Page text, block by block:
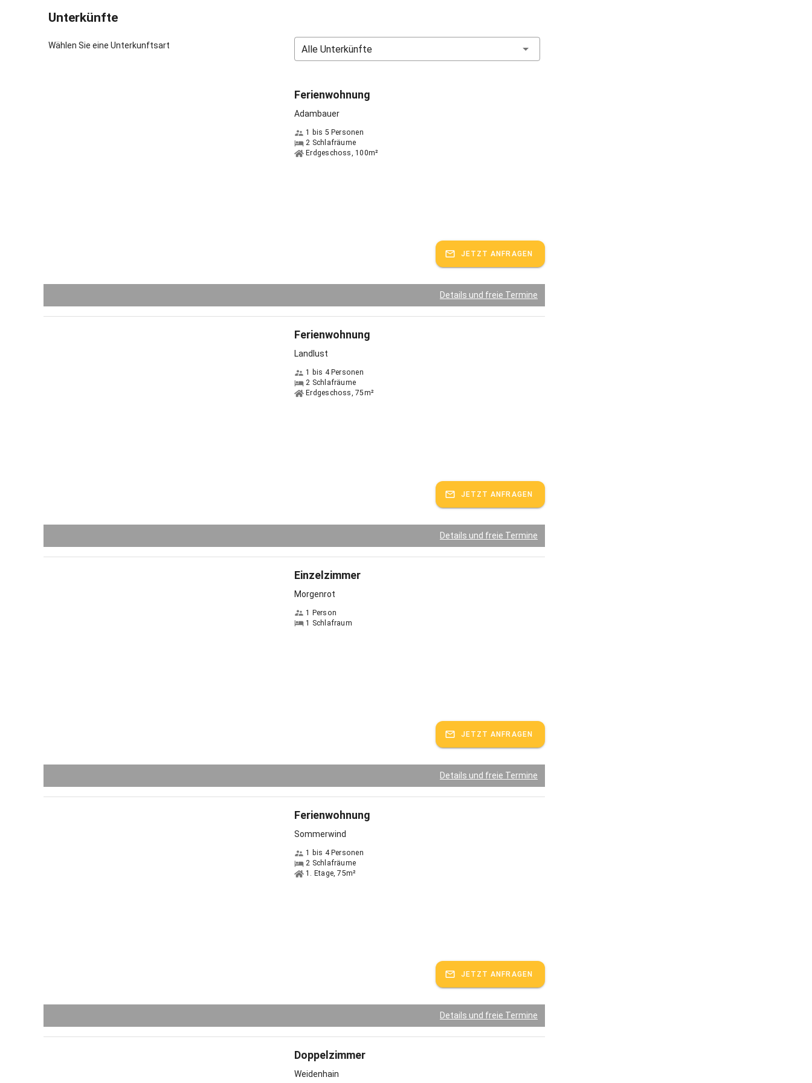
Gastgeber spricht:Deutsch, Englisch
Unterkünfte
Wählen Sie eine Unterkunftsart Alle Unterkünfte
Ferienwohnung
Adambauer
1 bis 5 Personen
2 Schlafräume
Erdgeschoss, 100m²
JETZT ANFRAGEN
Details und freie Termine
Ferienwohnung
Landlust
1 bis 4 Personen
2 Schlafräume
Erdgeschoss, 75m²
JETZT ANFRAGEN
Details und freie Termine
Einzelzimmer
Morgenrot
1 Person
1 Schlafraum
JETZT ANFRAGEN
Details und freie Termine
Ferienwohnung
Sommerwind
1 bis 4 Personen
2 Schlafräume
1. Etage, 75m²
JETZT ANFRAGEN
Details und freie Termine
Doppelzimmer
Weidenhain